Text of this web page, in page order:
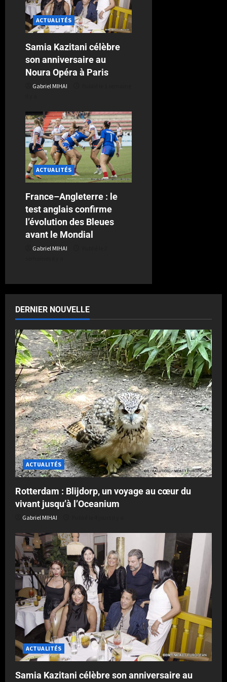
ACTUALITÉS
Samia Kazitani célèbre
son anniversaire au
Noura Opéra à Paris
Gabriel MIHAI
ACTUALITÉS
France–Angleterre : le
test anglais confirme
l’évolution des Bleues
avant le Mondial
Gabriel MIHAI
DERNIER NOUVELLE
ACTUALITÉS
Rotterdam : Blijdorp, un voyage au cœur du
vivant jusqu’à l’Oceanium
Gabriel MIHAI
ACTUALITÉS
Samia Kazitani célèbre son anniversaire au